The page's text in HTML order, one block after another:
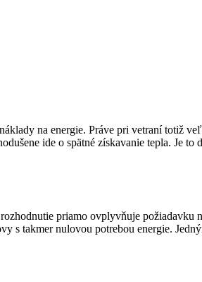
na energie. Práve pri vetraní totiž
ide o spätné získavanie tepla. Je to
priamo ovplyvňuje
s takmer nulovou potrebou energie.